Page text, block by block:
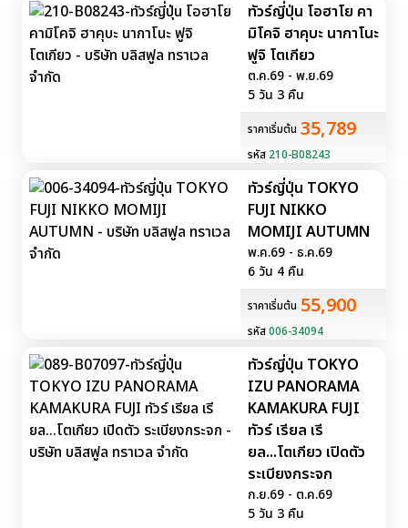
ทัวร์ญี่ปุ่น โอฮาโย คา
มิโคจิ ฮาคุบะ นากาโนะ
ฟูจิ โตเกียว
ต.ค.69 - พ.ย.69
5 วัน 3 คืน
ราคาเริ่มต้น 35,789
รหัส 210-B08243
ทัวร์ญี่ปุ่น TOKYO
FUJI NIKKO
MOMIJI AUTUMN
พ.ค.69 - ธ.ค.69
6 วัน 4 คืน
ราคาเริ่มต้น 55,900
รหัส006-34094
ทัวร์ญี่ปุ่น TOKYO
IZU PANORAMA
KAMAKURA FUJI
ทัวร์ เรียล เรี
ยล...โตเกียว เปิดตัว
ระเบียงกระจก
ก.ย.69 - ต.ค.69
5 วัน 3 คืน